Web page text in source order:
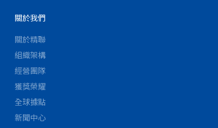
關於我們
關於精聯
組織架構
經營團隊
獲獎榮耀
全球據點
新聞中心